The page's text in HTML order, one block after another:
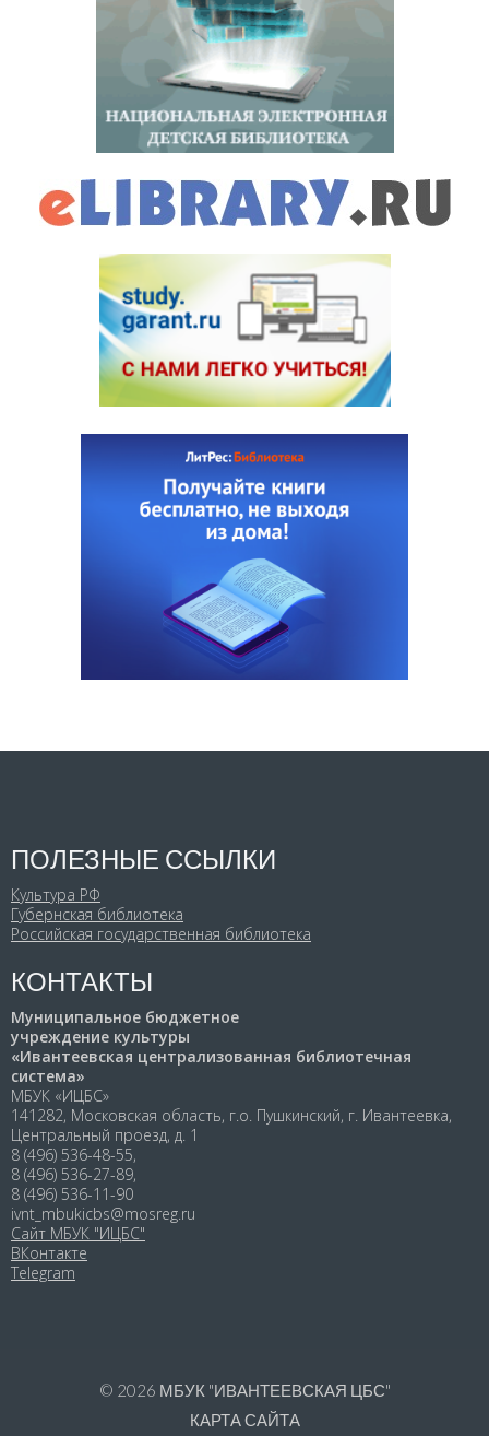
ПОЛЕЗНЫЕ ССЫЛКИ
Культура РФ
Губернская библиотека
Российская государственная библиотека
КОНТАКТЫ
Муниципальное бюджетное
учреждение культуры
«Ивантеевская централизованная библиотечная
система»
МБУК «ИЦБС»
141282, Московская область, г.о. Пушкинский, г. Ивантеевка,
Центральный проезд, д. 1
8 (496) 536-48-55,
8 (496) 536-27-89,
8 (496) 536-11-90
ivnt_mbukicbs@mosreg.ru
Сайт МБУК "ИЦБС"
ВКонтакте
Telegram
© 2026 МБУК "ИВАНТЕЕВСКАЯ ЦБС"
КАРТА САЙТА